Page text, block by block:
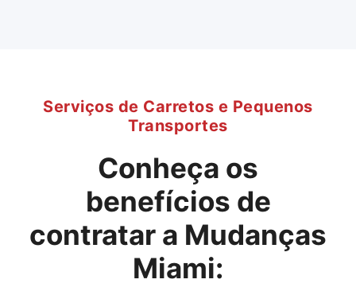
Serviços de Carretos e Pequenos
Transportes
Conheça os
benefícios de
contratar a Mudanças
Miami: